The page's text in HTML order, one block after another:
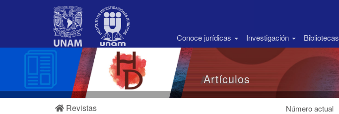
Barra
Conoce jurídicas Investigación Bibliotecas
Artículos
Revistas Número actual